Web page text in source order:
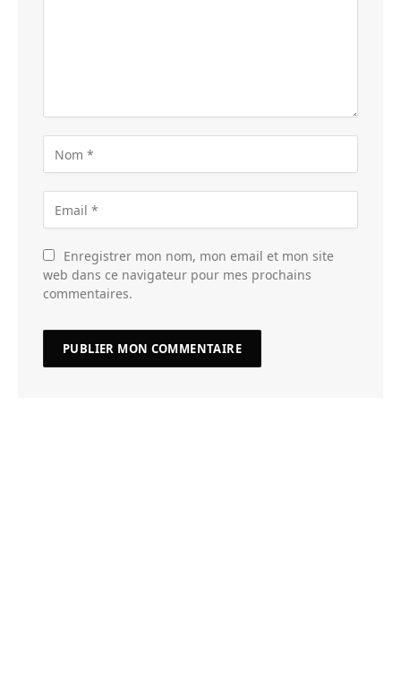
Enregistrer mon nom, mon email et mon site
web dans ce navigateur pour mes prochains
commentaires.